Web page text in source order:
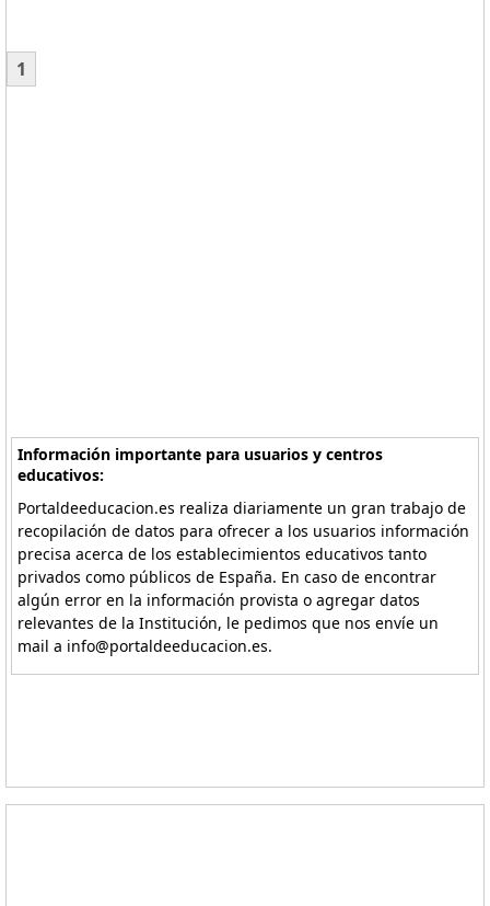
1
Información importante para usuarios y centros
educativos:
Portaldeeducacion.es realiza diariamente un gran trabajo de
recopilación de datos para ofrecer a los usuarios información
precisa acerca de los establecimientos educativos tanto
privados como públicos de España. En caso de encontrar
algún error en la información provista o agregar datos
relevantes de la Institución, le pedimos que nos envíe un
mail a info@portaldeeducacion.es.